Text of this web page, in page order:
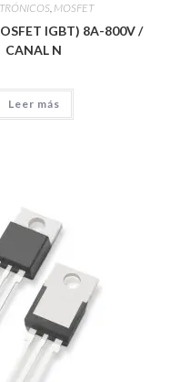
, MOSFET
IGBT) 8A-800V /
CANAL N
Leer más